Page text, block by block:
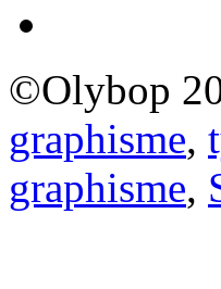
©Olybop
graphisme,
graphisme,